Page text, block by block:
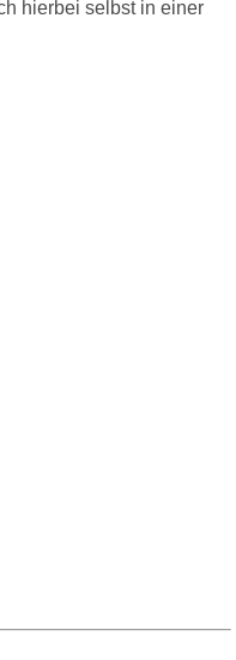
hierbei selbst in einer